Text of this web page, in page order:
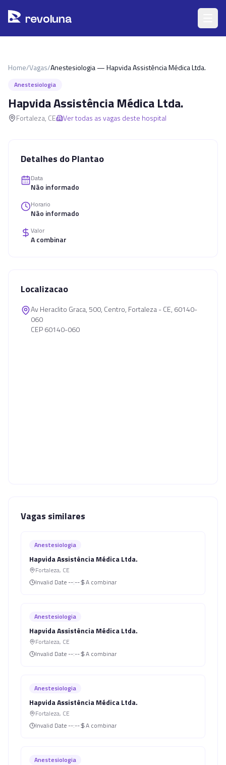
revoluna
Home/Vagas/Anestesiologia — Hapvida Assistência Médica Ltda.
Anestesiologia
Hapvida Assistência Médica Ltda.
Fortaleza, CE Ver todas as vagas deste hospital
Detalhes do Plantao
Data
Não informado
Horario
Não informado
Valor
A combinar
Localizacao
Av Heraclito Graca, 500, Centro, Fortaleza - CE, 60140-
060
CEP 60140-060
Vagas similares
Anestesiologia
Hapvida Assistência Médica Ltda.
Fortaleza, CE
Invalid Date --:-- A combinar
Anestesiologia
Hapvida Assistência Médica Ltda.
Fortaleza, CE
Invalid Date --:-- A combinar
Anestesiologia
Hapvida Assistência Médica Ltda.
Fortaleza, CE
Invalid Date --:-- A combinar
Anestesiologia